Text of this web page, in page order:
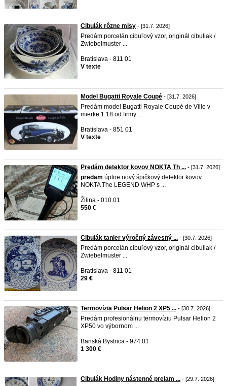
Cibulák rôzne misy - [31.7. 2026]
Predám porcelán cibuľový vzor, originál cibuliak /
Zwiebelmuster ...
Bratislava - 811 01
V texte
Model Bugatti Royale Coupé - [31.7. 2026]
Predám model Bugatti Royale Coupé de Ville v
mierke 1:18 od firmy ...
Bratislava - 851 01
V texte
Predám detektor kovov NOKTA Th ... - [31.7. 2026]
predam úplne nový špičkový detektor kovov
NOKTA The LEGEND WHP s ...
Žilina - 010 01
550 €
Cibulák tanier výročný závesný ... - [30.7. 2026]
Predám porcelán cibuľový vzor, originál cibuliak /
Zwiebelmuster ...
Bratislava - 811 01
29 €
Termovízia Pulsar Helion 2 XP5 ... - [30.7. 2026]
Predám profesionálnu termovíziu Pulsar Helion 2
XP50 vo výbornom ...
Banská Bystrica - 974 01
1 300 €
Cibulák Hodiny nástenné prelam ... - [29.7. 2026]